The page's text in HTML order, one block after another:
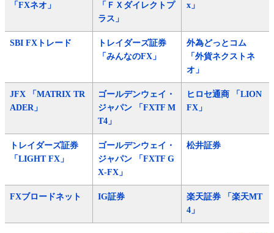
「FXネオ」
「ＦＸダイレクトプ
ラス」
x」
SBI FXトレード
トレイダーズ証券
「みんなのFX」
外為どっとコム
「外貨ネクストネ
オ」
JFX 「MATRIX TR
ADER」
ゴールデンウェイ・
ジャパン 「FXTF M
T4」
ヒロセ通商 「LION
FX」
トレイダーズ証券
「LIGHT FX」
ゴールデンウェイ・
ジャパン 「FXTF G
X-FX」
松井証券
FXブロードネット IG証券
楽天証券 「楽天MT
4」